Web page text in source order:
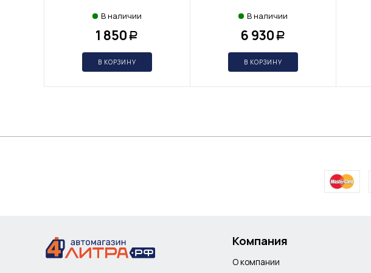
В наличии
1 850 Р
В КОРЗИНУ
В наличии
6 930 Р
В КОРЗИНУ
Компания
О компании